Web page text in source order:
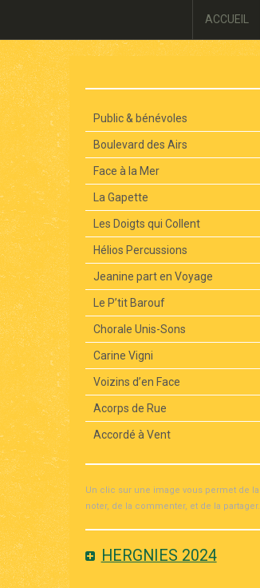
ACCUEIL
Public & bénévoles
Boulevard des Airs
Face à la Mer
La Gapette
Les Doigts qui Collent
Hélios Percussions
Jeanine part en Voyage
Le P’tit Barouf
Chorale Unis-Sons
Carine Vigni
Voizins d’en Face
Acorps de Rue
Accordé à Vent
Un clic sur une image vous permet de la
noter, de la commenter, et de la partager.
HERGNIES 2024